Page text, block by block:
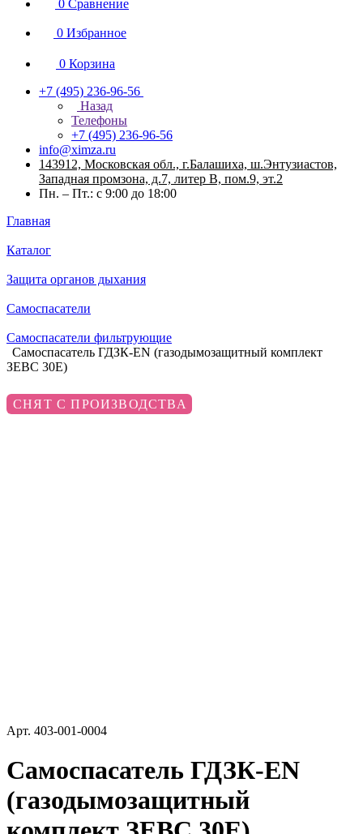
0 Сравнение
0 Избранное
0 Корзина
+7 (495) 236-96-56
Назад
Телефоны
+7 (495) 236-96-56
info@ximza.ru
143912, Московская обл., г.Балашиха, ш.Энтузиастов,
Западная промзона, д.7, литер В, пом.9, эт.2
Пн. – Пт.: с 9:00 до 18:00
Главная
Каталог
Защита органов дыхания
Самоспасатели
Самоспасатели фильтрующие
Самоспасатель ГДЗК-EN (газодымозащитный комплект
ЗЕВС 30Е)
СНЯТ С ПРОИЗВОДСТВА
Арт. 403-001-0004
Самоспасатель ГДЗК-EN
(газодымозащитный